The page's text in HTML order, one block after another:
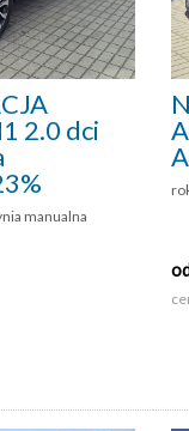
2.0 dci
manualna